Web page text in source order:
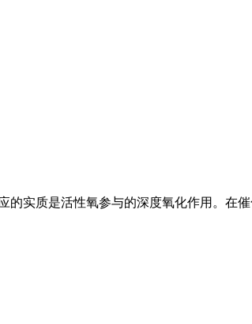
实质是活性氧参与的深度氧化作用。在